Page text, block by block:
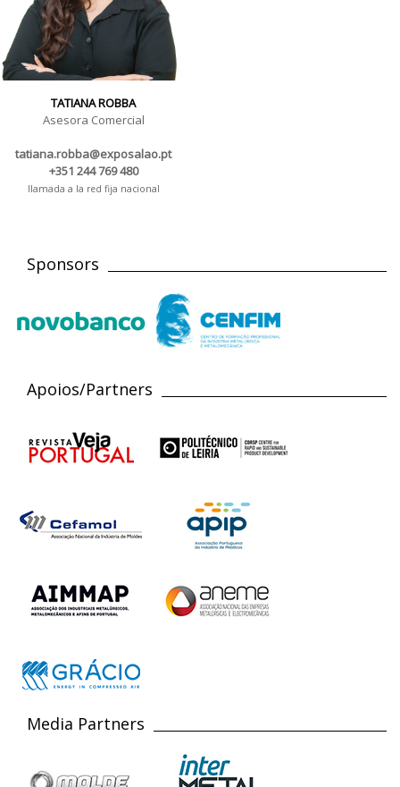
TATIANA ROBBA
Asesora Comercial
tatiana.robba@exposalao.pt
+351 244 769 480
llamada a la red fija nacional
Sponsors
Apoios/Partners
Media Partners